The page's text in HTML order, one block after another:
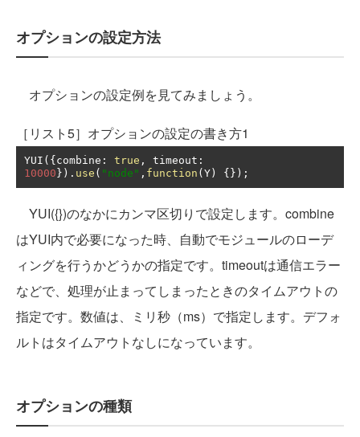
オプションの設定方法
オプションの設定例を見てみましょう。
［リスト5］オプションの設定の書き方1
YUI ({ combine : true , timeout :
10000 }). use ( "node" , function ( Y ) {});
YUI({})のなかにカンマ区切りで設定します。combine
はYUI内で必要になった時、自動でモジュールのローデ
ィングを行うかどうかの指定です。timeoutは通信エラー
などで、処理が止まってしまったときのタイムアウトの
指定です。数値は、ミリ秒（ms）で指定します。デフォ
ルトはタイムアウトなしになっています。
オプションの種類